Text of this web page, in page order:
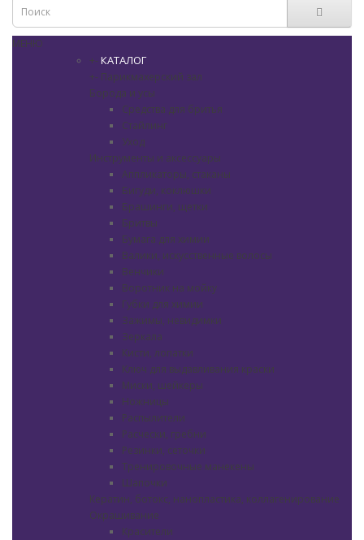
МЕНЮ
+- КАТАЛОГ
+- Парикмахерский зал
Борода и усы
Средства для бритья
Стайлинг
Уход
Инструменты и аксессуары
Аппликаторы, стаканы
Бигуди, коклюшки
Брашинги, щетки
Бритвы
Бумага для химии
Валики, искусственные волосы
Венчики
Воротник на мойку
Губки для химии
Зажимы, невидимки
Зеркала
Кисти, лопатки
Ключ для выдавливания краски
Миски, шейкеры
Ножницы
Распылители
Расчески, гребни
Резинки, сеточки
Тренировочные манекены
Шапочки
Кератин, ботокс, нанопластика, коллагенирование
Окрашивание
Красители